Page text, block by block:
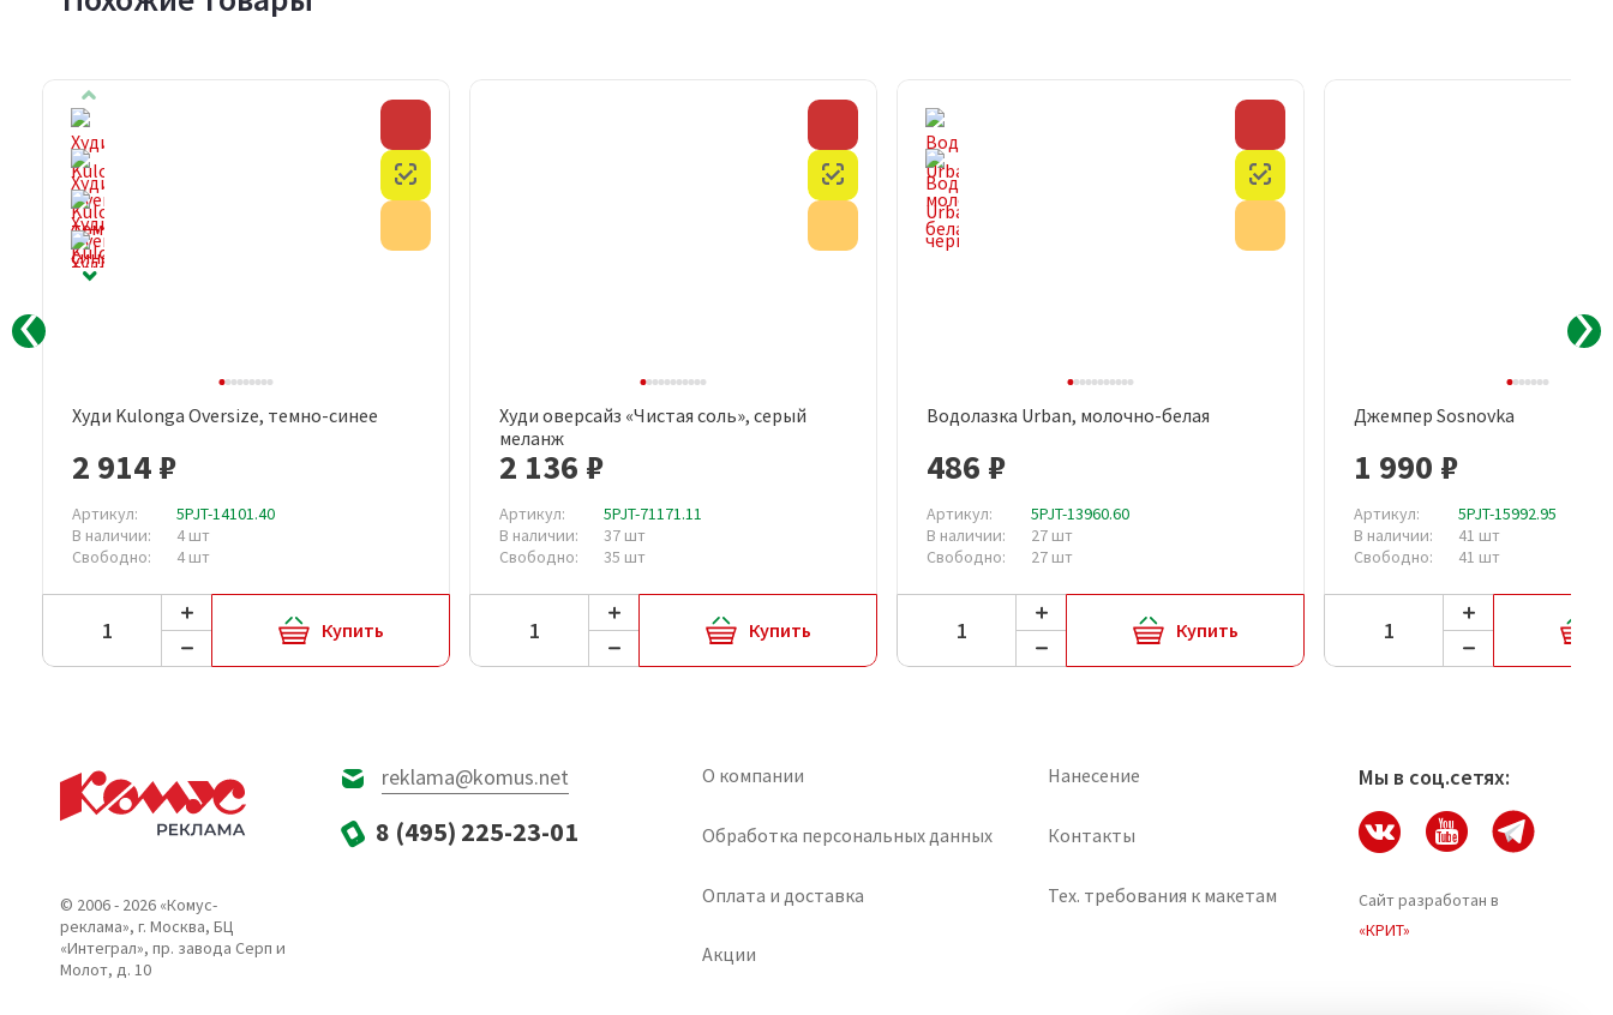
Честный знак
Быстрый просмотр
Худи Kulonga Oversize, темно-синее
2 914 ₽
Артикул:
5PJT-14101.40
В наличии:
4 шт
Свободно:
4 шт
Купить
Честный знак
Быстрый просмотр
Худи оверсайз «Чистая соль», серый
меланж
2 136 ₽
Артикул:
5PJT-71171.11
В наличии:
37 шт
Свободно:
35 шт
Купить
Быстрый просмотр
Водолазка Urban, молочно-белая
486 ₽
Артикул:
5PJT-13960.60
В наличии:
27 шт
Свободно:
27 шт
Купить
Быстрый просмотр
Джемпер Sosnovka
1 990 ₽
Артикул:
5PJT-15992.95
В наличии:
41 шт
Свободно:
41 шт
© 2006 - 2026 «Комус-
реклама», г. Москва, БЦ
«Интеграл», пр. завода Серп и
Молот, д. 10
reklama@komus.net
8 (495) 225-23-01
О компании Нанесение
Обработка персональных данных Контакты
Оплата и доставка Тех. требования к макетам
Акции
Мы в соц.сетях:
Сайт разработан в
«КРИТ»